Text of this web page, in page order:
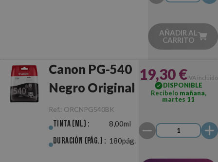
AÑADIR AL
CARRITO
Canon PG-540
Negro Original
Ref.: ORCNPG540BK
Tinta (ml) : 8,00ml
Duración (pág.) : 180pág.
19,30 €IVA incluido
DISPONIBLE
Recíbelo mañana,
martes 11